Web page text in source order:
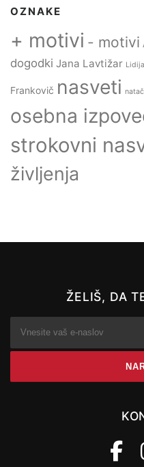
OZNAKE
+ motivi - motivi
dogodki Jana Lavtižar
Frankovič nasveti
osebna
strokovni
življenja
ŽELIŠ, DA